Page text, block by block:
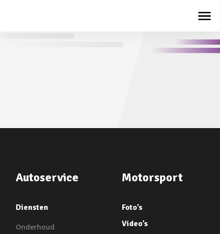
Autoservice
Diensten
Onderhoud
Motorsport
Foto’s
Video’s